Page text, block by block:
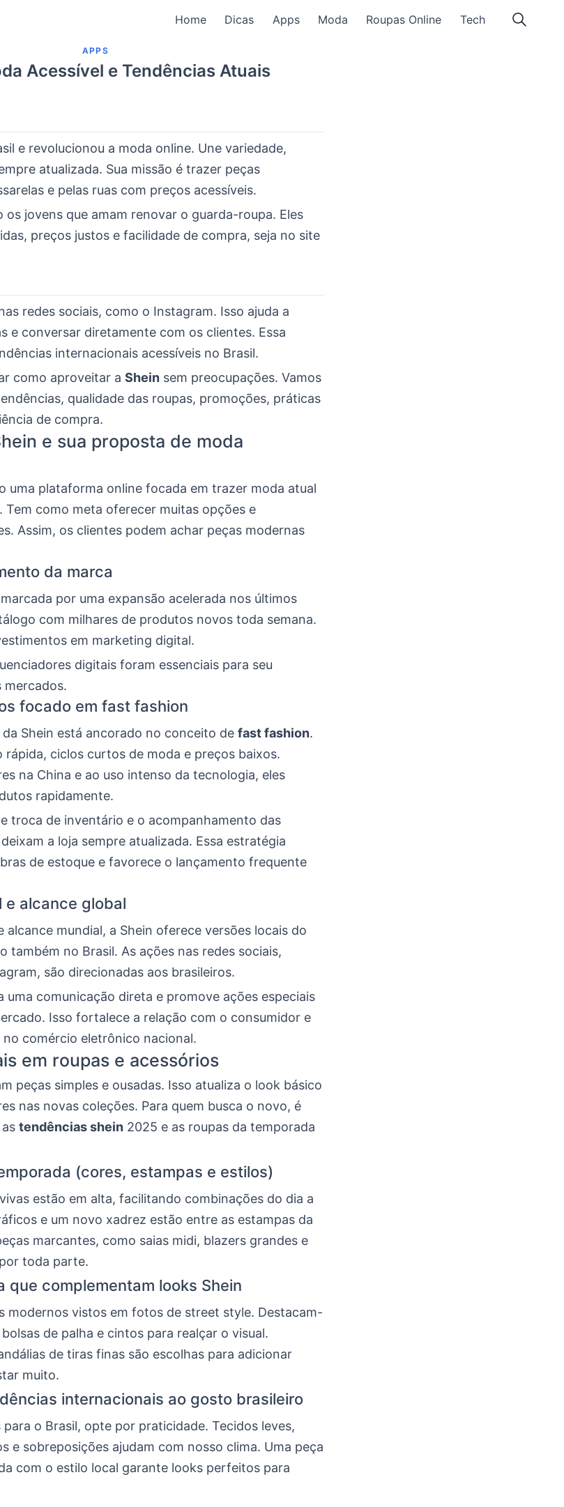
Home Dicas Apps Moda Roupas Online Tech
APPS
Acessível e Tendências Atuais
e revolucionou a moda online. Une variedade,
atualizada. Sua missão é trazer peças
e pelas ruas com preços acessíveis.
os jovens que amam renovar o guarda-roupa. Eles
preços justos e facilidade de compra, seja no site
redes sociais, como o Instagram. Isso ajuda a
e conversar diretamente com os clientes. Essa
internacionais acessíveis no Brasil.
como aproveitar a Shein sem preocupações. Vamos
qualidade das roupas, promoções, práticas
de compra.
e sua proposta de moda
uma plataforma online focada em trazer moda atual
Tem como meta oferecer muitas opções e
Assim, os clientes podem achar peças modernas
da marca
por uma expansão acelerada nos últimos
com milhares de produtos novos toda semana.
em marketing digital.
digitais foram essenciais para seu
mercados.
focado em fast fashion
Shein está ancorado no conceito de fast fashion.
rápida, ciclos curtos de moda e preços baixos.
na China e ao uso intenso da tecnologia, eles
rapidamente.
troca de inventário e o acompanhamento das
a loja sempre atualizada. Essa estratégia
de estoque e favorece o lançamento frequente
e alcance global
alcance mundial, a Shein oferece versões locais do
também no Brasil. As ações nas redes sociais,
são direcionadas aos brasileiros.
uma comunicação direta e promove ações especiais
Isso fortalece a relação com o consumidor e
no comércio eletrônico nacional.
em roupas e acessórios
peças simples e ousadas. Isso atualiza o look básico
nas novas coleções. Para quem busca o novo, é
tendências shein 2025 e as roupas da temporada
(cores, estampas e estilos)
estão em alta, facilitando combinações do dia a
e um novo xadrez estão entre as estampas da
marcantes, como saias midi, blazers grandes e
toda parte.
que complementam looks Shein
modernos vistos em fotos de street style. Destacam-
de palha e cintos para realçar o visual.
de tiras finas são escolhas para adicionar
muito.
internacionais ao gosto brasileiro
o Brasil, opte por praticidade. Tecidos leves,
e sobreposições ajudam com nosso clima. Uma peça
com o estilo local garante looks perfeitos para